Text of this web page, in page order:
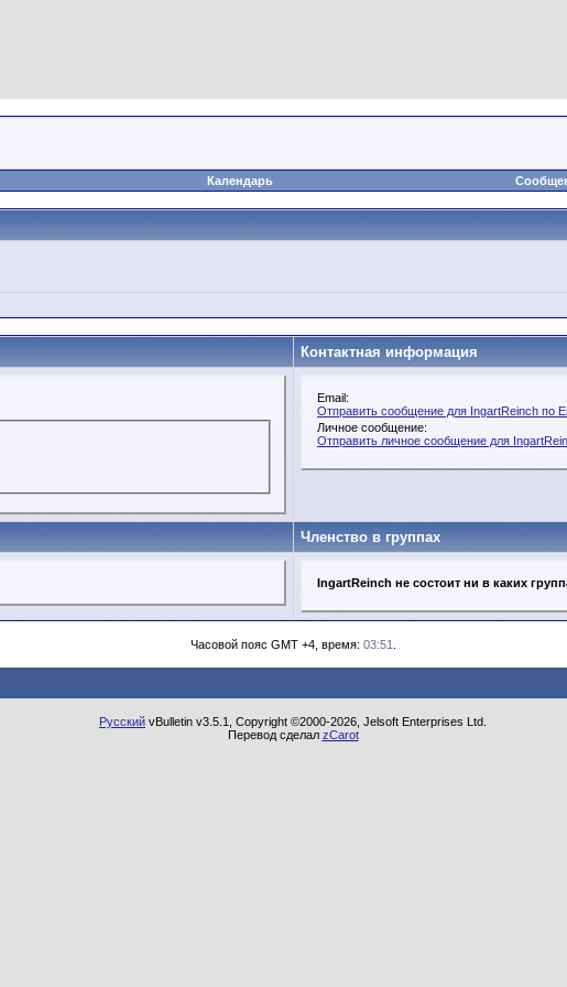
Календарь
Контактная информация
Email:
Отправить сообщение для IngartReinch по
Личное сообщение:
Отправить личное сообщение для
Членство в группах
IngartReinch не состоит ни в каких
Часовой пояс GMT +4, время: 03:51
Русский vBulletin v3.5.1, Copyright ©2000-2026, Jelsoft Enterprises Ltd.
Перевод сделал zCarot